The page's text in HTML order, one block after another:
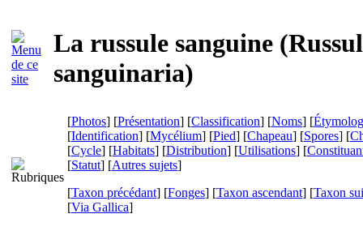
La russule sanguine (
sanguinaria)
[Photos] [Présentation] [Classification] [Noms] [
[Identification] [Mycélium] [Pied] [Chapeau] [Spores] [
[Cycle] [Habitats] [Distribution] [Utilisations] [
[Statut] [Autres sujets]
[Taxon précédant] [Fonges] [Taxon ascendant] [Taxon
[Via Gallica]